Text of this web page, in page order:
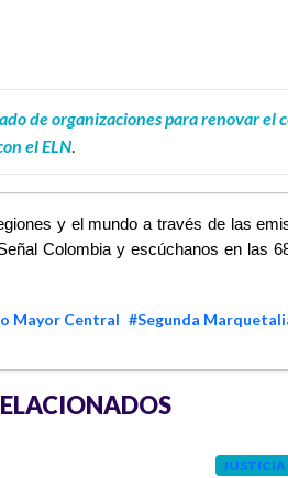
de organizaciones para renovar el
el ELN.
y el mundo a través de las
Colombia y escúchanos en las
Mayor Central #Segunda
JUSTICIA